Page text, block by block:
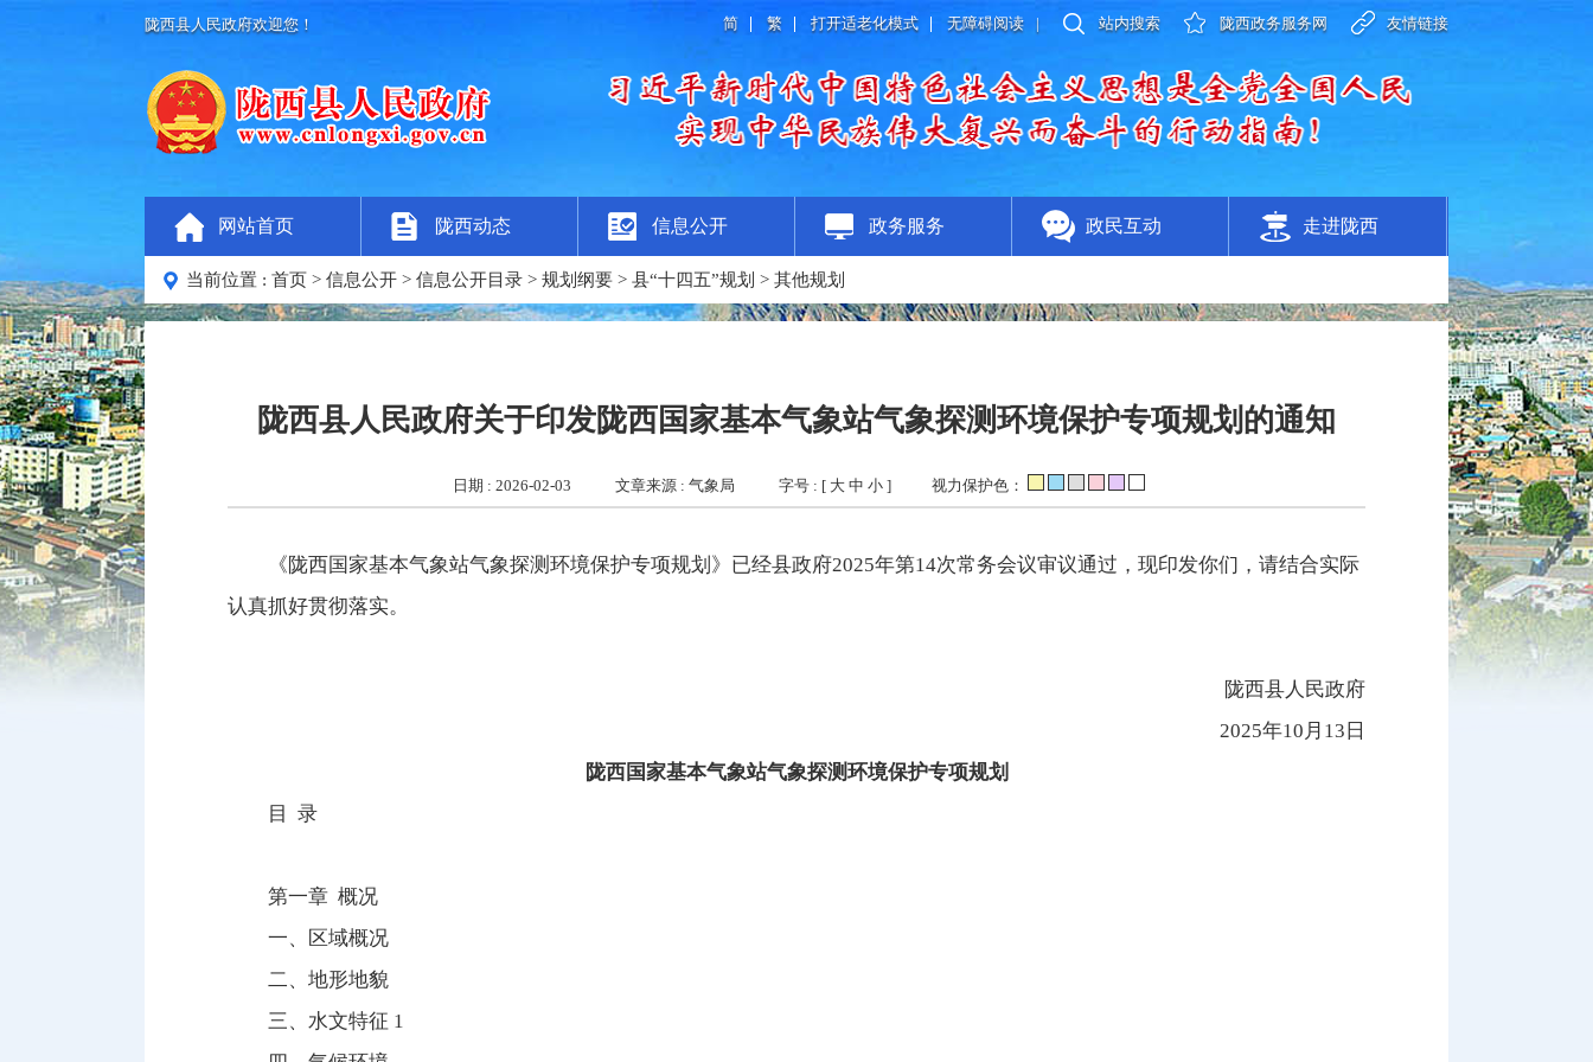
陇西县人民政府欢迎您！ 友情链接
陇西政务服务网
站内搜索
无障碍阅读 |
打开适老化模式
繁
简
网站首页 陇西动态 信息公开 政务服务 政民互动 走进陇西
当前位置 : 首页 > 信息公开 > 信息公开目录 > 规划纲要 > 县“十四五”规划 > 其他规划
陇西县人民政府关于印发陇西国家基本气象站气象探测环境保护专项规划的通知
日期 : 2026-02-03 文章来源 : 气象局 字号 : [ 大 中 小] 视力保护色：
《陇西国家基本气象站气象探测环境保护专项规划》已经县政府2025年第14次常务会议审议通过，现印发你们，请结合实际
认真抓好贯彻落实。
陇西县人民政府
2025年10月13日
陇西国家基本气象站气象探测环境保护专项规划
目 录
第一章 概况
一、区域概况
二、地形地貌
三、水文特征 1